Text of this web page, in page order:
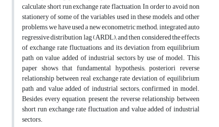
calculate short run exchange rate flactuation, In order to avoid non
stationery of some of the variables used in these models, and other
problems, we have used a new econometric method; integrated auto
regressive distribution lag (ARDL); and then considered the effects
of exchange rate fluctuations and its deviation from equilibrium
path on value added of industrial sectors by use of model. This
paper shows that fundamental hypothesis; posteriori reverse
relationship between real exchange rate deviation of equilibrium
path and value added of industrial sectors; confirmed in model.
Besides every equation, present the reverse relationship between
short run exchange rate fluctuation and value added of industrial
sectors.